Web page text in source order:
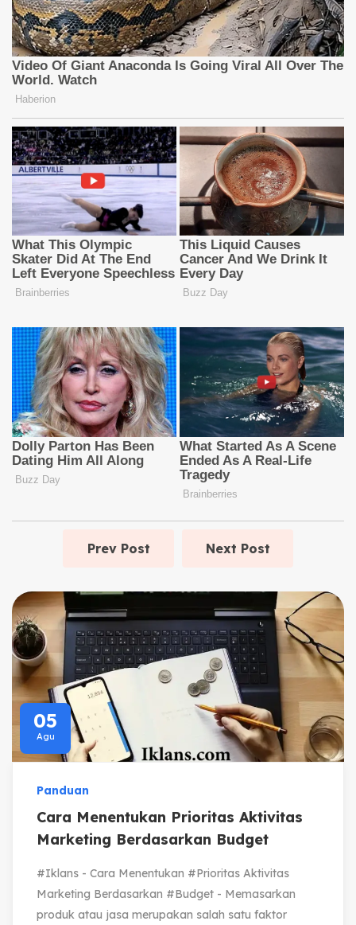
Prev Post Next Post
05
Agu
Panduan
Cara Menentukan Prioritas Aktivitas
Marketing Berdasarkan Budget
#Iklans - Cara Menentukan #Prioritas Aktivitas
Marketing Berdasarkan #Budget - Memasarkan
produk atau jasa merupakan salah satu faktor